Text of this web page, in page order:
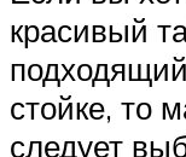
красивый
стойке, то
следует